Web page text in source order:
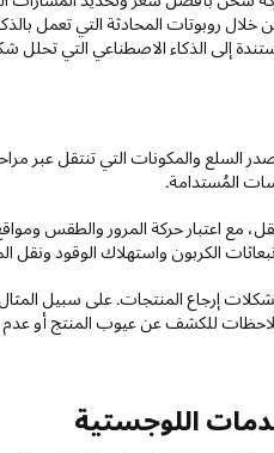
روبوتات المحادثة التي تعمل
إلى الذكاء الاصطناعي التي تحلل
السلع والمكونات التي تنتقل عبر
المُستدامة.
مع اعتبار حركة المرور والطقس
الكربون واستهلاك الوقود ونقل
إرجاع المنتجات. على سبيل المثال،
للكشف عن عيوب المنتج أو عدم
اللوجستية